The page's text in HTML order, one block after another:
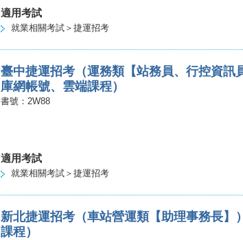
適用考試
就業相關考試＞捷運招考
臺中捷運招考（運務類【站務員、行控資訊
庫網帳號、雲端課程）
書號：2W88
適用考試
就業相關考試＞捷運招考
新北捷運招考（車站營運類【助理事務長】
課程）